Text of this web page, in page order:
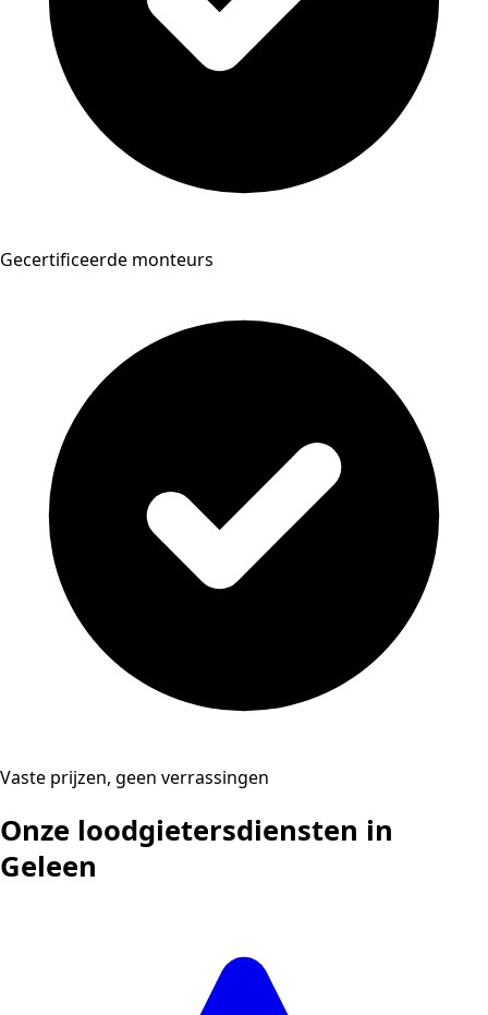
Gecertificeerde monteurs
Vaste prijzen, geen verrassingen
Onze loodgietersdiensten in
Geleen